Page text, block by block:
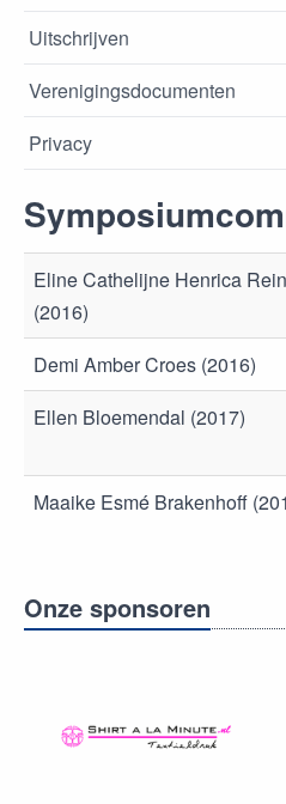
Uitschrijven
Verenigingsdocumenten
Privacy
Eline Cathelijne Henrica
(2016)
Demi Amber Croes (2016)
Ellen Bloemendal (2017)
Maaike Esmé Brakenhoff
Onze sponsoren